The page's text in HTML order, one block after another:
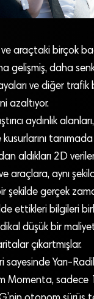
araçtaki birçok
gelişmiş, daha
ve diğer
azaltıyor.
aydınlık
aldıkları 2D
araçlara, aynı
şekilde gerçek
ettikleri bilgileri
düşük bir
çıkartmışlar.
sayesinde Yarı-
Momenta, sadece